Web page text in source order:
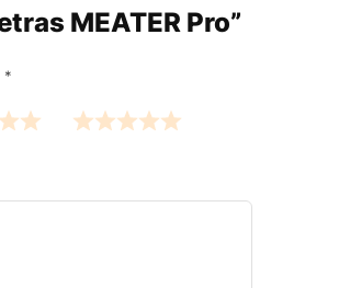
MEATER Pro”
*